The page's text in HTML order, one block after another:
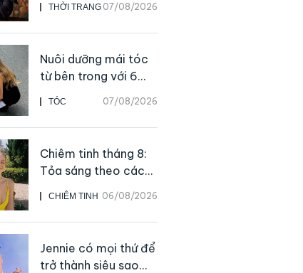
THỜI TRANG 07/08/2026
TÓC 07/08/2026
Nuôi dưỡng mái tóc
từ bên trong với 6
thực phẩm giàu
dưỡng chất
CHIÊM TINH 06/08/2026
Chiêm tinh tháng 8:
Tỏa sáng theo cách
của chính mình
Jennie có mọi thứ để
trở thành siêu sao